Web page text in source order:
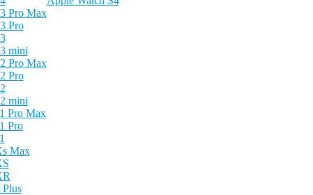
Pro Max
Pro
mini
Pro Max
Pro
mini
Pro Max
Pro
Max
Plus